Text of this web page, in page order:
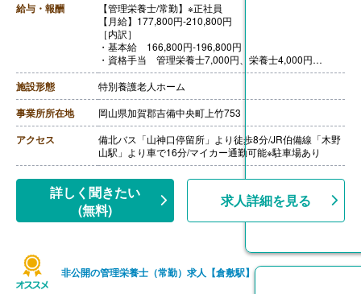
給与・報酬
【管理栄養士/常勤】※正社員
【月給】177,800円-210,800円
［内訳］
・基本給 166,800円-196,800円
・資格手当 管理栄養士7,000円、栄養士4,000円
・職務手当 7,000円
［その他手当］
・扶養手当
・住宅手当
【賞与】年2回（計4.50ヶ月分）※前年度実績
【通勤手当】あり（上限50,000円/月）
【昇給】あり（1月あたり1,000円-14,500円）※前年度実
績
施設形態 特別養護老人ホーム
事業所所在地 岡山県加賀郡吉備中央町上竹753
アクセス
備北バス「山神口停留所」より徒歩8分/JR伯備線「木野
山駅」より車で16分/マイカー通勤可能※駐車場あり
詳しく聞きたい
(無料)
求人詳細を見る
非公開の管理栄養士（常勤）求人【倉敷駅】